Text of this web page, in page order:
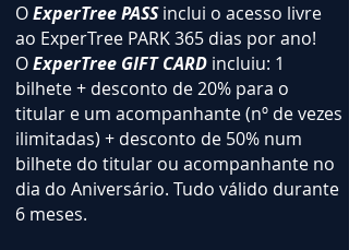
OExperTree PASSinclui o acesso livre
ao ExperTree PARK 365 dias por ano!
OExperTree GIFT CARD incluiu: 1
bilhete + desconto de 20% para o
titular e um acompanhante (nº de vezes
ilimitadas) + desconto de 50% num
bilhete do titular ou acompanhante no
dia do Aniversário. Tudo válido durante
6 meses.